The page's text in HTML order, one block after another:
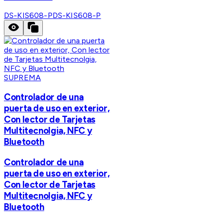
DS-KIS608-PDS-KIS608-P
SUPREMA
Controlador de una
puerta de uso en exterior,
Con lector de Tarjetas
Multitecnolgia, NFC y
Bluetooth
Controlador de una
puerta de uso en exterior,
Con lector de Tarjetas
Multitecnolgia, NFC y
Bluetooth